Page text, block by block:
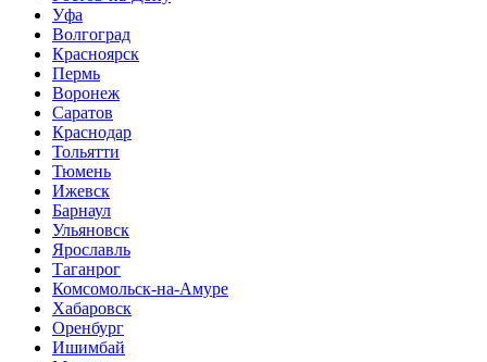
Уфа
Волгоград
Красноярск
Пермь
Воронеж
Саратов
Краснодар
Тольятти
Тюмень
Ижевск
Барнаул
Ульяновск
Ярославль
Таганрог
Комсомольск-на-Амуре
Хабаровск
Оренбург
Ишимбай